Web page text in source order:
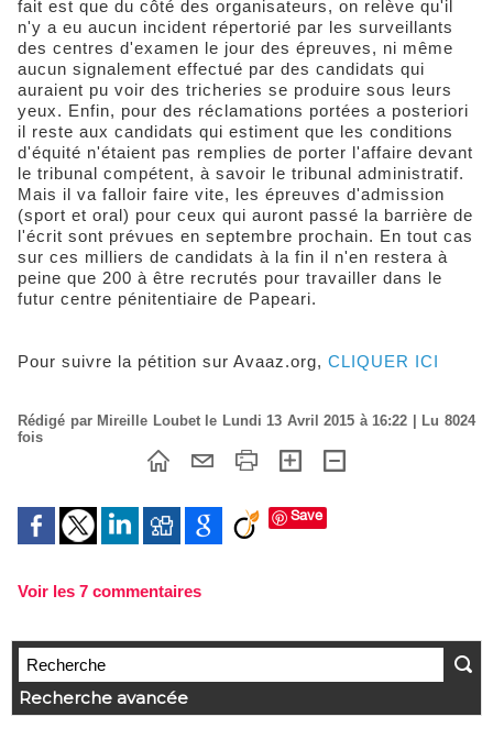
fait est que du côté des organisateurs, on relève qu'il
n'y a eu aucun incident répertorié par les surveillants
des centres d'examen le jour des épreuves, ni même
aucun signalement effectué par des candidats qui
auraient pu voir des tricheries se produire sous leurs
yeux. Enfin, pour des réclamations portées a posteriori
il reste aux candidats qui estiment que les conditions
d'équité n'étaient pas remplies de porter l'affaire devant
le tribunal compétent, à savoir le tribunal administratif.
Mais il va falloir faire vite, les épreuves d'admission
(sport et oral) pour ceux qui auront passé la barrière de
l'écrit sont prévues en septembre prochain. En tout cas
sur ces milliers de candidats à la fin il n'en restera à
peine que 200 à être recrutés pour travailler dans le
futur centre pénitentiaire de Papeari.
Pour suivre la pétition sur Avaaz.org, CLIQUER ICI
Rédigé par Mireille Loubet le Lundi 13 Avril 2015 à 16:22 | Lu 8024
fois
Save
Voir les 7 commentaires
Recherche avancée